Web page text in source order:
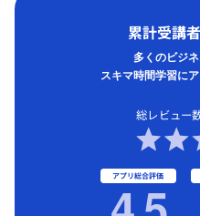
累計受講
多くのビジネ
スキマ時間学習に
総レビュー
アプリ総合評価